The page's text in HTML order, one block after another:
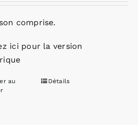
comprise.
ici pour la version
au
Détails